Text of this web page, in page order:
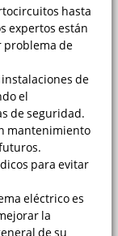
hasta
expertos están
problema de
de
el
de seguridad.
mantenimiento
para evitar
eléctrico es
la
de su